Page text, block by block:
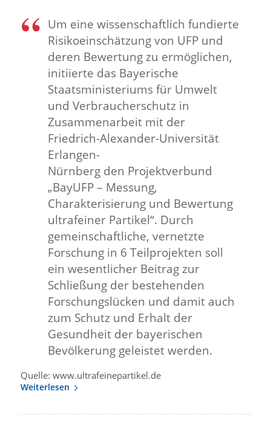
Um eine wissenschaftlich fundierte
Risikoeinschätzung von UFP und
deren Bewertung zu ermöglichen,
initiierte das Bayerische
Staatsministeriums für Umwelt
und Verbraucherschutz in
Zusammenarbeit mit der
Friedrich-Alexander-Universität
Erlangen-
Nürnberg den Projektverbund
„BayUFP – Messung,
Charakterisierung und Bewertung
ultrafeiner Partikel“. Durch
gemeinschaftliche, vernetzte
Forschung in 6 Teilprojekten soll
ein wesentlicher Beitrag zur
Schließung der bestehenden
Forschungslücken und damit auch
zum Schutz und Erhalt der
Gesundheit der bayerischen
Bevölkerung geleistet werden.
Quelle: www.ultrafeinepartikel.de
Weiterlesen